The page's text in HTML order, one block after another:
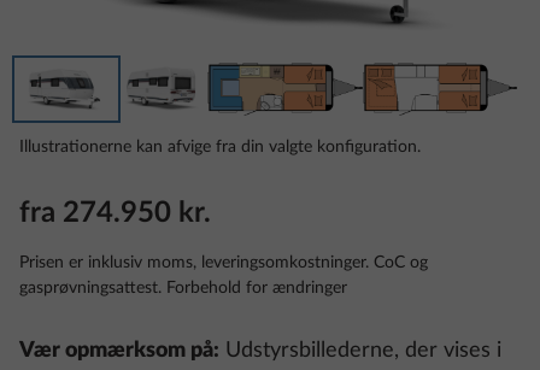
Illustrationerne kan afvige fra din valgte konfiguration.
fra 274.950 kr.
Prisen er inklusiv moms, leveringsomkostninger. CoC og
gasprøvningsattest. Forbehold for ændringer
Vær opmærksom på: Udstyrsbillederne, der vises i